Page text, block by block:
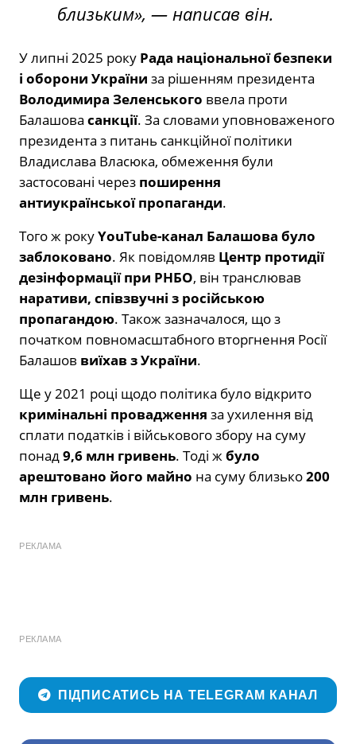
близьким», — написав він.
У липні 2025 року Рада національної безпеки
і оборони України за рішенням президента
Володимира Зеленського ввела проти
Балашова санкції. За словами уповноваженого
президента з питань санкційної політики
Владислава Власюка, обмеження були
застосовані через поширення
антиукраїнської пропаганди.
Того ж рокуYouTube-канал Балашова було
заблоковано. Як повідомляв Центр протидії
дезінформації при РНБО, він транслював
наративи, співзвучні з російською
пропагандою. Також зазначалося, що з
початком повномасштабного вторгнення Росії
Балашов виїхав з України.
Ще у 2021 році щодо політика було відкрито
кримінальні провадження за ухилення від
сплати податків і військового збору на суму
понад9,6 млн гривень. Тоді жбуло
арештовано його майно на суму близько200
млн гривень.
РЕКЛАМА
РЕКЛАМА
ПІДПИСАТИСЬ НА TELEGRAM КАНАЛ